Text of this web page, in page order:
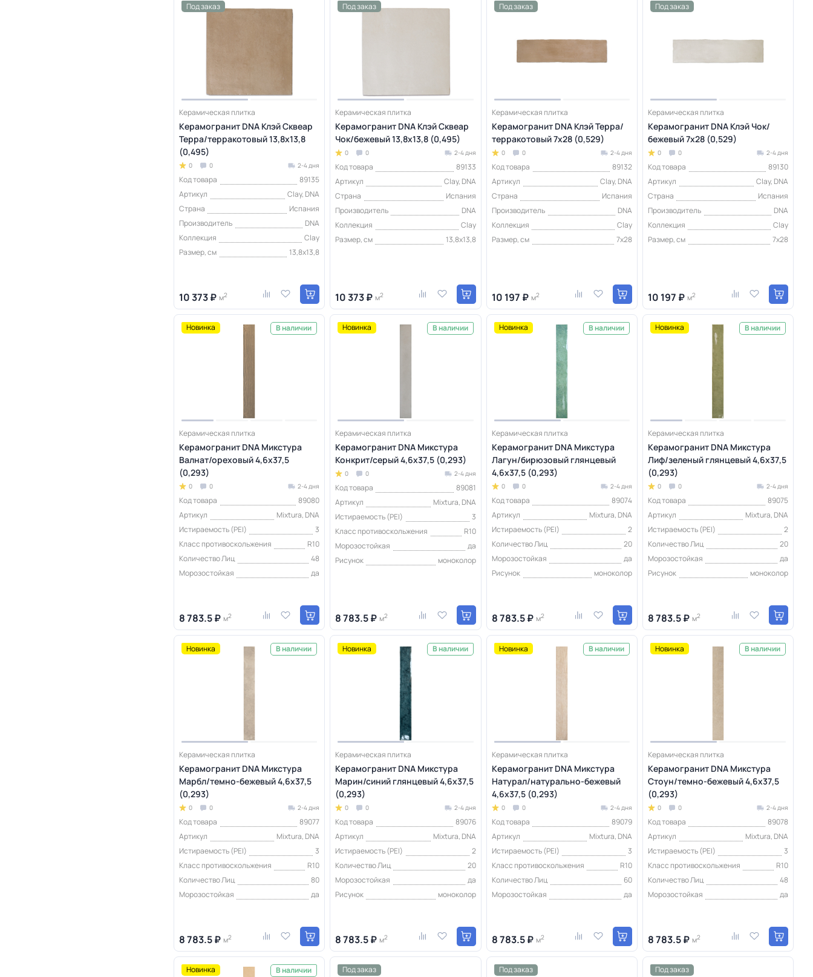
Под заказ
Керамическая плитка
Керамогранит DNA Клэй Сквеар
Терра/терракотовый 13,8х13,8
(0,495)
0 0 2-4 дня
Код товара
89135
Артикул
Clay, DNA
Страна
Испания
Производитель
DNA
Коллекция
Clay
Размер, см
13,8х13,8
10 373 ₽ м2
Под заказ
Керамическая плитка
Керамогранит DNA Клэй Сквеар
Чок/бежевый 13,8х13,8 (0,495)
0 0 2-4 дня
Код товара
89133
Артикул
Clay, DNA
Страна
Испания
Производитель
DNA
Коллекция
Clay
Размер, см
13,8х13,8
10 373 ₽ м2
Под заказ
Керамическая плитка
Керамогранит DNA Клэй Терра/
терракотовый 7х28 (0,529)
0 0 2-4 дня
Код товара
89132
Артикул
Clay, DNA
Страна
Испания
Производитель
DNA
Коллекция
Clay
Размер, см
7х28
10 197 ₽ м2
Под заказ
Керамическая плитка
Керамогранит DNA Клэй Чок/
бежевый 7х28 (0,529)
0 0 2-4 дня
Код товара
89130
Артикул
Clay, DNA
Страна
Испания
Производитель
DNA
Коллекция
Clay
Размер, см
7х28
10 197 ₽ м2
Новинка В наличии
Керамическая плитка
Керамогранит DNA Микстура
Валнат/ореховый 4,6х37,5
(0,293)
0 0 2-4 дня
Код товара
89080
Артикул
Mixtura, DNA
Истираемость (PEI)
3
Класс противоскольжения
R10
Количество Лиц
48
Морозостойкая
да
8 783.5 ₽ м2
Новинка В наличии
Керамическая плитка
Керамогранит DNA Микстура
Конкрит/серый 4,6х37,5 (0,293)
0 0 2-4 дня
Код товара
89081
Артикул
Mixtura, DNA
Истираемость (PEI)
3
Класс противоскольжения
R10
Морозостойкая
да
Рисунок
моноколор
8 783.5 ₽ м2
Новинка В наличии
Керамическая плитка
Керамогранит DNA Микстура
Лагун/бирюзовый глянцевый
4,6х37,5 (0,293)
0 0 2-4 дня
Код товара
89074
Артикул
Mixtura, DNA
Истираемость (PEI)
2
Количество Лиц
20
Морозостойкая
да
Рисунок
моноколор
8 783.5 ₽ м2
Новинка В наличии
Керамическая плитка
Керамогранит DNA Микстура
Лиф/зеленый глянцевый 4,6х37,5
(0,293)
0 0 2-4 дня
Код товара
89075
Артикул
Mixtura, DNA
Истираемость (PEI)
2
Количество Лиц
20
Морозостойкая
да
Рисунок
моноколор
8 783.5 ₽ м2
Новинка В наличии
Керамическая плитка
Керамогранит DNA Микстура
Марбл/темно-бежевый 4,6х37,5
(0,293)
0 0 2-4 дня
Код товара
89077
Артикул
Mixtura, DNA
Истираемость (PEI)
3
Класс противоскольжения
R10
Количество Лиц
80
Морозостойкая
да
8 783.5 ₽ м2
Новинка В наличии
Керамическая плитка
Керамогранит DNA Микстура
Марин/синий глянцевый 4,6х37,5
(0,293)
0 0 2-4 дня
Код товара
89076
Артикул
Mixtura, DNA
Истираемость (PEI)
2
Количество Лиц
20
Морозостойкая
да
Рисунок
моноколор
8 783.5 ₽ м2
Новинка В наличии
Керамическая плитка
Керамогранит DNA Микстура
Натурал/натурально-бежевый
4,6х37,5 (0,293)
0 0 2-4 дня
Код товара
89079
Артикул
Mixtura, DNA
Истираемость (PEI)
3
Класс противоскольжения
R10
Количество Лиц
60
Морозостойкая
да
8 783.5 ₽ м2
Новинка В наличии
Керамическая плитка
Керамогранит DNA Микстура
Стоун/темно-бежевый 4,6х37,5
(0,293)
0 0 2-4 дня
Код товара
89078
Артикул
Mixtura, DNA
Истираемость (PEI)
3
Класс противоскольжения
R10
Количество Лиц
48
Морозостойкая
да
8 783.5 ₽ м2
Новинка В наличии Под заказ Под заказ Под заказ